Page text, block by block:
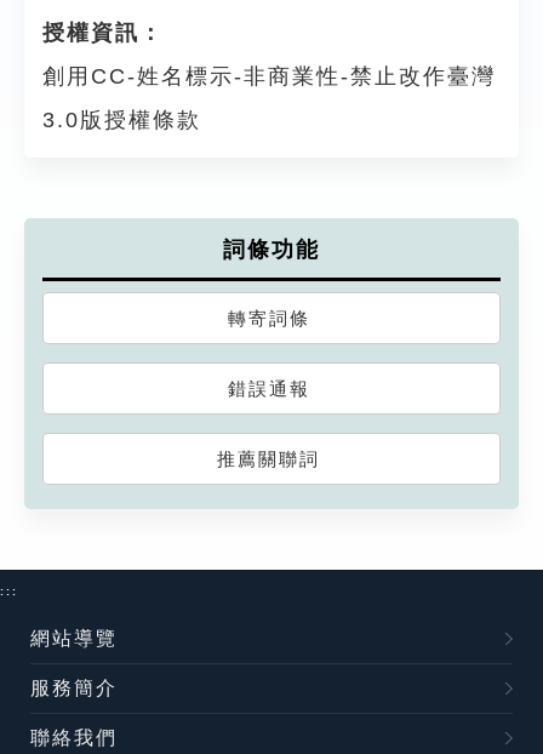
授權資訊：
創用CC-姓名標示-非商業性-禁止改作臺灣
3.0版授權條款
詞條功能
轉寄詞條
錯誤通報
推薦關聯詞
:::
網站導覽
服務簡介
聯絡我們